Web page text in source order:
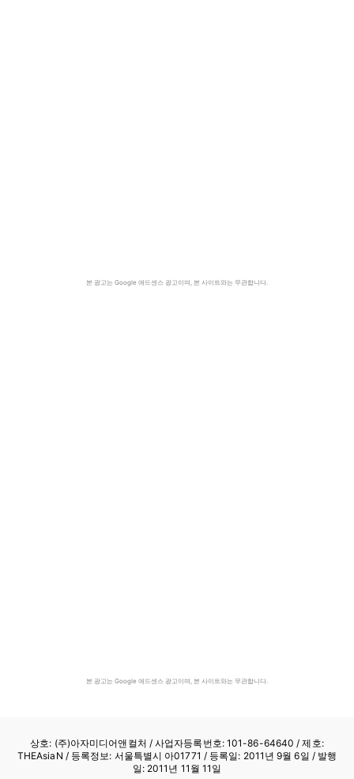
본 광고는 Google 애드센스 광고이며, 본 사이트와는 무관합니다.
본 광고는 Google 애드센스 광고이며, 본 사이트와는 무관합니다.
상호: (주)아자미디어앤컬처 /사업자등록번호: 101-86-64640 / 제호:
THEAsiaN / 등록정보: 서울특별시 아01771 / 등록일: 2011년 9월 6일 / 발행
일: 2011년 11월 11일